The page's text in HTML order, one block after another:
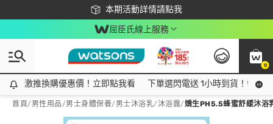
本期活動詳情請點我
下載app最高回饋$350
屈臣氏線上服務
0
激推換購優惠價！立即點我看
激推換購優惠價！立即點我看 下單選閃電送 1小時到貨！領神
首頁/ 男性用品/男士身體保養/ 男士沐浴乳/沐浴露/嬌生PH5.5蜂蜜舒緩沐浴